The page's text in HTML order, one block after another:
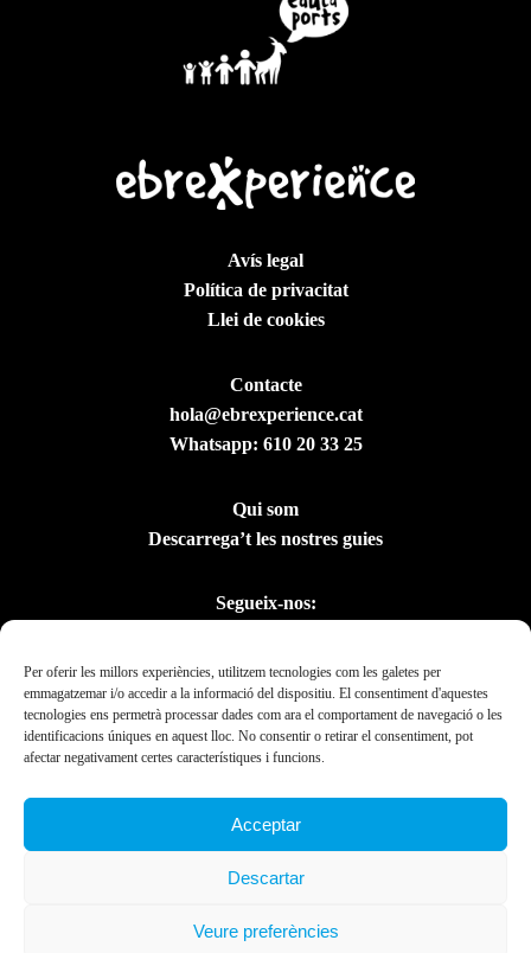
Per oferir les millors experiències, utilitzem tecnologies com les galetes per
emmagatzemar i/o accedir a la informació del dispositiu. El consentiment d'aquestes
tecnologies ens permetrà processar dades com ara el comportament de navegació o les
identificacions úniques en aquest lloc. No consentir o retirar el consentiment, pot
afectar negativament certes característiques i funcions.
Acceptar
Descartar
Veure preferències
28 de desembre | 17:00 | Església Vella |
L’Associació Cultural Lo Pergi organitza un recital de
d’escacs a càrrec de l’Associació Cultural Lo Pergi.
Torneig d’escacs a càrrec de l’Associació Cultural Lo
Coaliment, a càrrec de l’Associació de Dones i l’AFA
Avís legal
Política de privacitat
Llei de cookies
Contacte
hola@ebrexperience.cat
Whatsapp: 610 20 33 25
Qui som
Descarrega’t les nostres guies
Segueix-nos:
Presidència